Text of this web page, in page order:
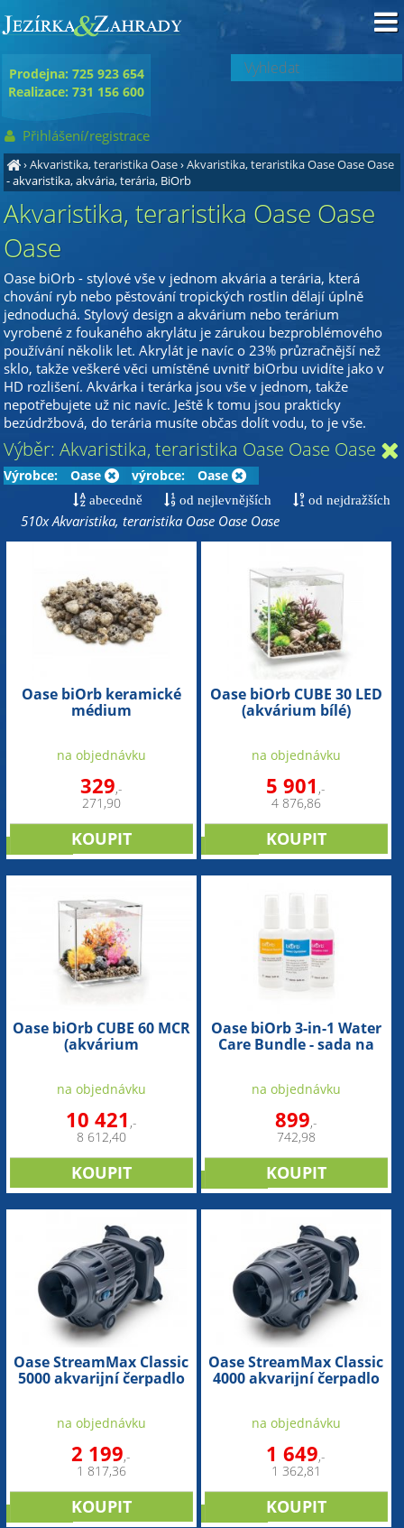
›Akvaristika, teraristika Oase›Akvaristika, teraristika Oase Oase Oase
- akvaristika, akvária, terária, BiOrb
Akvaristika, teraristika Oase Oase
Oase
Oase biOrb - stylové vše v jednom akvária a terária, která
chování ryb nebo pěstování tropických rostlin dělají úplně
jednoduchá. Stylový design a akvárium nebo terárium
vyrobené z foukaného akrylátu je zárukou bezproblémového
používání několik let. Akrylát je navíc o 23% průzračnější než
sklo, takže veškeré věci umístěné uvnitř biOrbu uvidíte jako v
HD rozlišení. Akvárka i terárka jsou vše v jednom, takže
nepotřebujete už nic navíc. Ještě k tomu jsou prakticky
bezúdržbová, do terária musíte občas dolít vodu, to je vše.
Výběr: Akvaristika, teraristika Oase Oase Oase
Výrobce: Oase výrobce: Oase
abecedně od nejlevnějších od nejdražších
510x Akvaristika, teraristika Oase Oase Oase
Oase biOrb keramické
médium
na objednávku
329,-
271,90
Oase biOrb CUBE 30 LED
(akvárium bílé)
na objednávku
5 901 ,-
4 876,86
Oase biOrb CUBE 60 MCR
(akvárium
na objednávku
10 421 ,-
8 612,40
Oase biOrb 3-in-1 Water
Care Bundle - sada na
na objednávku
899,-
742,98
Oase StreamMax Classic
5000 akvarijní čerpadlo
na objednávku
2 199,-
1 817,36
Oase StreamMax Classic
4000 akvarijní čerpadlo
na objednávku
1 649,-
1 362,81
Prodejna: 725 923 654
Realizace: 731 156 600
Přihlášení/registrace